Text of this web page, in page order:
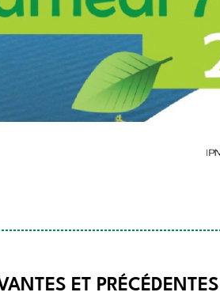
ET PRÉCÉDENTES